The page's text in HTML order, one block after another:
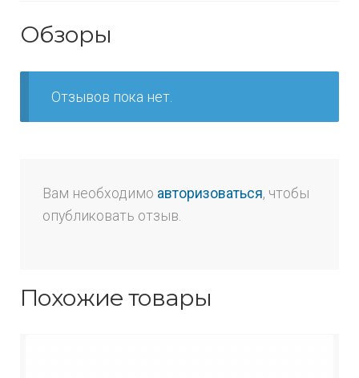
Обзоры
Отзывов пока нет.
Вам необходимо авторизоваться, чтобы
опубликовать отзыв.
Похожие товары